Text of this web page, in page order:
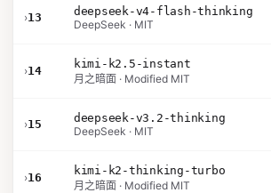
›13
deepseek-v4-flash-thinking
DeepSeek · MIT
›14
kimi-k2.5-instant
月之暗面 · Modified MIT
›15
deepseek-v3.2-thinking
DeepSeek · MIT
›16
kimi-k2-thinking-turbo
月之暗面 · Modified MIT